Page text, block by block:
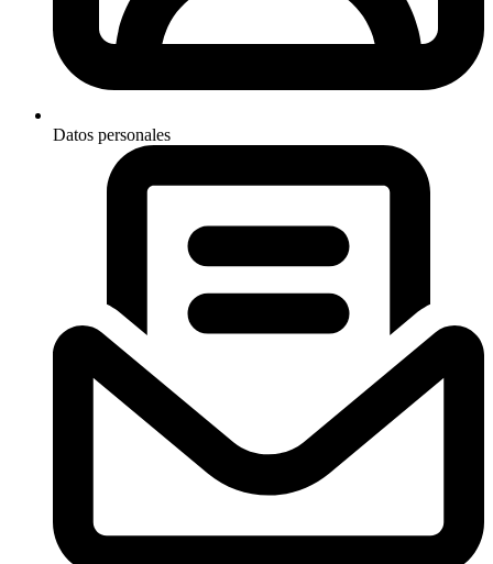
Datos personales